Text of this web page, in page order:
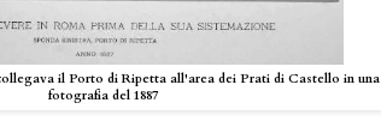
il Porto di Ripetta all'area dei Prati di Castello in una
fotografia del 1887